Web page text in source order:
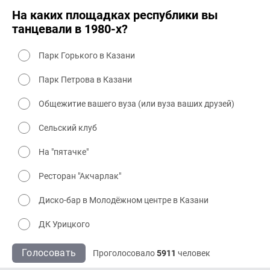
На каких площадках республики вы
танцевали в 1980-х?
Парк Горького в Казани
Парк Петрова в Казани
Общежитие вашего вуза (или вуза ваших друзей)
Сельский клуб
На "пятачке"
Ресторан "Акчарлак"
Диско-бар в Молодёжном центре в Казани
ДК Урицкого
Голосовать Проголосовало5911 человек